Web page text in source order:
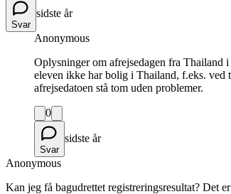
Svar
sidste år
Anonymous
Oplysninger om afrejsedagen fra
eleven ikke har bolig i Thailand, f.eks. ved
afrejsedatoen stå tom uden problemer.
0
Svar
sidste år
Anonymous
Kan jeg få bagudrettet registreringsresultat? Det